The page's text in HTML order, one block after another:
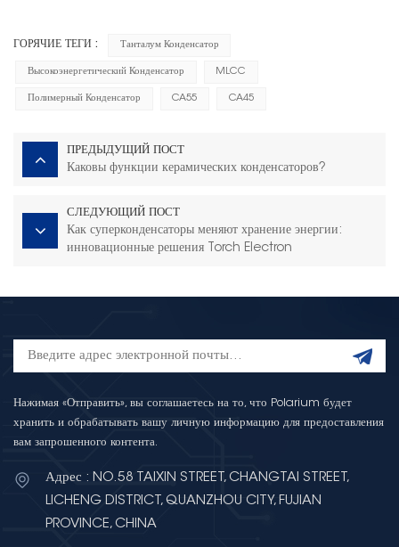
ГОРЯЧИЕ ТЕГИ : Танталум Конденсатор
Высокоэнергетический Конденсатор MLCC
Полимерный Конденсатор CA55 CA45
ПРЕДЫДУЩИЙ ПОСТ
Каковы функции керамических конденсаторов?
СЛЕДУЮЩИЙ ПОСТ
Как суперконденсаторы меняют хранение энергии:
инновационные решения Torch Electron
Нажимая «Отправить», вы соглашаетесь на то, что Polarium будет
хранить и обрабатывать вашу личную информацию для предоставления
вам запрошенного контента.
Адрес : NO.58 TAIXIN STREET, CHANGTAI STREET,
LICHENG DISTRICT, QUANZHOU CITY, FUJIAN
PROVINCE, CHINA